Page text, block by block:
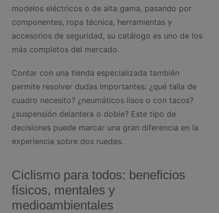
modelos eléctricos o de alta gama, pasando por
componentes, ropa técnica, herramientas y
accesorios de seguridad, su catálogo es uno de los
más completos del mercado.
Contar con una tienda especializada también
permite resolver dudas importantes: ¿qué talla de
cuadro necesito? ¿neumáticos lisos o con tacos?
¿suspensión delantera o doble? Este tipo de
decisiones puede marcar una gran diferencia en la
experiencia sobre dos ruedas.
Ciclismo para todos: beneficios
físicos, mentales y
medioambientales